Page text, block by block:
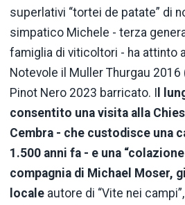
superlativi “tortei de patate” di
simpatico Michele - terza
famiglia di viticoltori - ha attinto
Notevole il Muller Thurgau 2016
Pinot Nero 2023 barricato. I l
consentito una visita alla
Cembra - che custodisce una
1.500 anni fa - e una
compagnia di Michael Moser,
locale autore di “Vite nei